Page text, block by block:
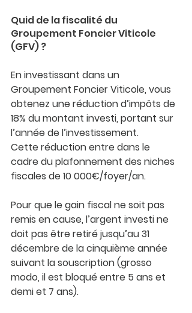
Quid de la fiscalité du
Groupement Foncier Viticole
(GFV) ?
En investissant dans un
Groupement Foncier Viticole, vous
obtenez une réduction d’impôts de
18% du montant investi, portant sur
l’année de l’investissement.
Cette réduction entre dans le
cadre du plafonnement des niches
fiscales de 10 000€/foyer/an.
Pour que le gain fiscal ne soit pas
remis en cause, l’argent investi ne
doit pas être retiré jusqu’au 31
décembre de la cinquième année
suivant la souscription (grosso
modo, il est bloqué entre 5 ans et
demi et 7 ans).